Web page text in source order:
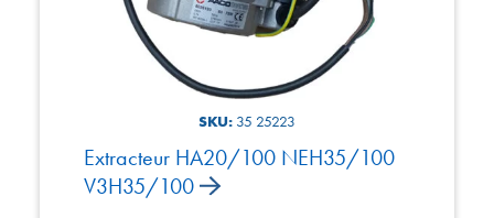
SKU: 35 25223
Extracteur HA20/100 NEH35/100
V3H35/100